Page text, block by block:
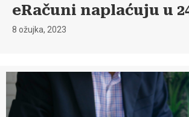
eRačuni naplaćuju u
8 ožujka, 2023